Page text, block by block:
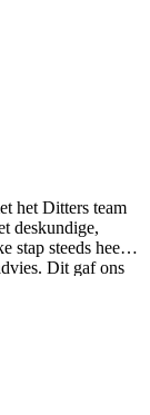
het Ditters team
deskundige,
Dit gaf ons
vrije dagen nog